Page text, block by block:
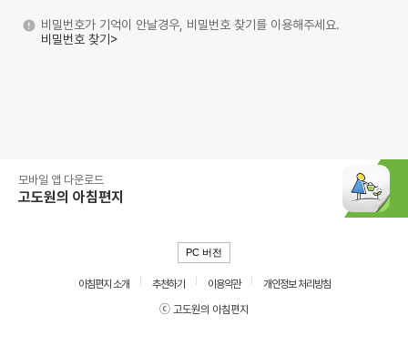
비밀번호가 기억이 안날경우, 비밀번호 찾기를 이용해주세요.
비밀번호 찾기>
모바일 앱 다운로드
고도원의 아침편지
PC 버전
아침편지 소개 추천하기 이용약관
개인정보 처리방침
ⓒ 고도원의 아침편지